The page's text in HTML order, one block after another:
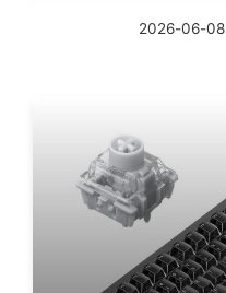
2026-06-08